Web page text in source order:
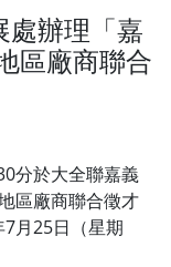
處辦理「嘉
區廠商聯合
分於大全聯嘉義
區廠商聯合徵才
月25日（星期